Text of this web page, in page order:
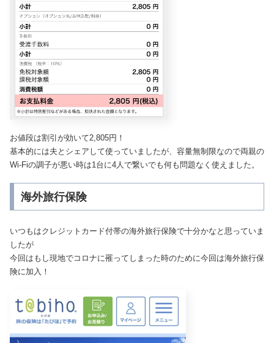
お値段は割引が効いて2,805円！
基本的には夫とシェアして使っていましたが、容量無制限なので両親の
Wi-Fiの調子が悪い時は1台に4人で繋いでも何も問題なく使えました。
海外旅行保険
いつもはクレジットカード付帯の海外旅行保険で十分かなと思っていま
したが
今回はもし現地でコロナに罹ってしまった時のために今回は海外旅行保
険に加入！